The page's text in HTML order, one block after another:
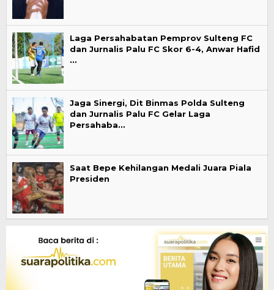
Laga Persahabatan Pemprov Sulteng FC
dan Jurnalis Palu FC Skor 6-4, Anwar Hafid
…
Jaga Sinergi, Dit Binmas Polda Sulteng
dan Jurnalis Palu FC Gelar Laga
Persahaba…
Saat Bepe Kehilangan Medali Juara Piala
Presiden